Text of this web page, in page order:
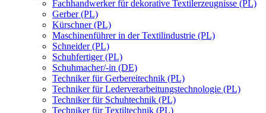
Fachhandwerker für dekorative Textilerzeugnisse (PL)
Gerber (PL)
Kürschner (PL)
Maschinenführer in der Textilindustrie (PL)
Schneider (PL)
Schuhfertiger (PL)
Schuhmacher/-in (DE)
Techniker für Gerbereitechnik (PL)
Techniker für Lederverarbeitungstechnologie (PL)
Techniker für Schuhtechnik (PL)
Techniker für Textiltechnik (PL)